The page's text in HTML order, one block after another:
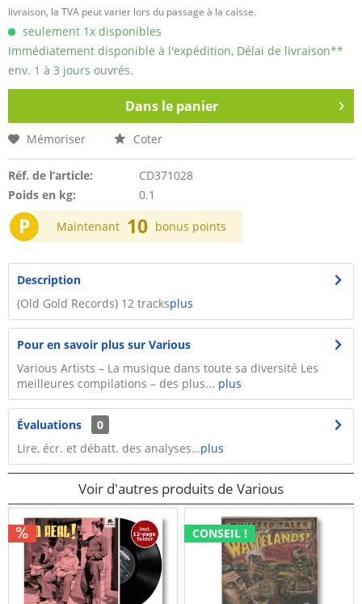
livraison, la TVA peut varier lors du passage à la caisse.
seulement 1x disponibles
Immédiatement disponible à l'expédition, Délai de livraison**
env. 1 à 3 jours ouvrés.
Dans le panier
Mémoriser Coter
Réf. de l’article:
CD371028
Poids en kg:
0.1
P Maintenant 10 bonus points
Description
(Old Gold Records) 12 tracksplus
Pour en savoir plus sur Various
Various Artists – La musique dans toute sa diversité Les
meilleures compilations – des plus... plus
Évaluations
0
Lire, écr. et débatt. des analyses…plus
Voir d'autres produits de Various
CONSEIL !